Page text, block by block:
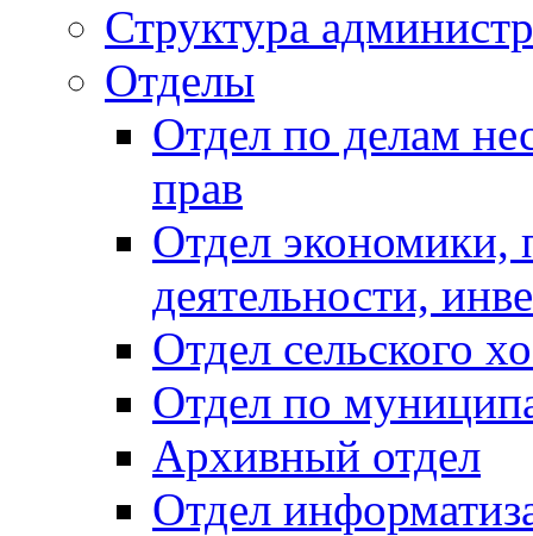
Структура
Отделы
Отдел по делам
прав
Отдел экономики,
деятельности,
Отдел сельского
Отдел по
Архивный отдел
Отдел